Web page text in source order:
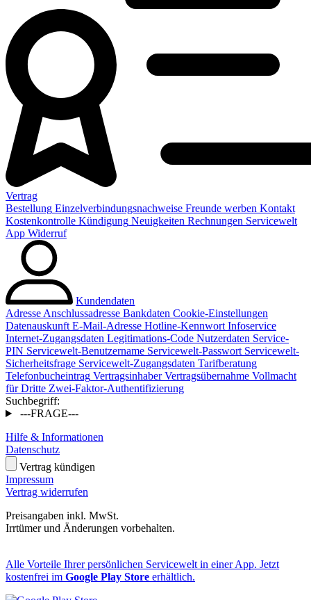
Vertrag
Bestellung Einzelverbindungsnachweise Freunde werben Kontakt
Kostenkontrolle Kündigung Neuigkeiten Rechnungen Servicewelt
App Widerruf
Kundendaten
Adresse Anschlussadresse Bankdaten Cookie-Einstellungen
Datenauskunft E-Mail-Adresse Hotline-Kennwort Infoservice
Internet-Zugangsdaten Legitimations-Code Nutzerdaten Service-
PIN Servicewelt-Benutzername Servicewelt-Passwort Servicewelt-
Sicherheitsfrage Servicewelt-Zugangsdaten Tarifberatung
Telefonbucheintrag VertragsinhaberVertragsübernahme Vollmacht
für Dritte Zwei-Faktor-Authentifizierung
Suchbegriff:
---FRAGE---
Hilfe & Informationen
Datenschutz
Vertrag kündigen
Impressum
Vertrag widerrufen
Preisangaben inkl. MwSt.
Irrtümer und Änderungen vorbehalten.
Alle Vorteile Ihrer persönlichen Servicewelt in einer App. Jetzt
kostenfrei im Google Play Store erhältlich.